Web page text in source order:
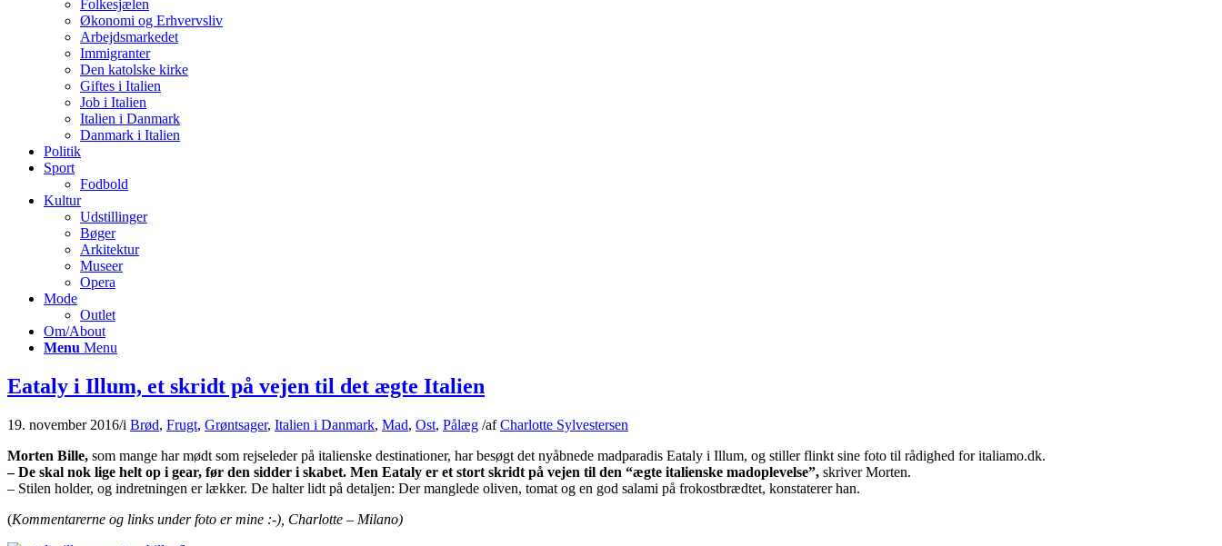
Folkesjælen
Økonomi og Erhvervsliv
Arbejdsmarkedet
Immigranter
Den katolske kirke
Giftes i Italien
Job i Italien
Italien i Danmark
Danmark i Italien
Politik
Sport
Fodbold
Kultur
Udstillinger
Bøger
Arkitektur
Museer
Opera
Mode
Outlet
Om/About
Menu Menu
Eataly i Illum, et skridt på vejen til det ægte Italien
19. november 2016/i Brød, Frugt, Grøntsager, Italien i Danmark, Mad, Ost, Pålæg /afCharlotte Sylvestersen
Morten Bille, som mange har mødt som rejseleder på italienske destinationer, har besøgt det nyåbnede madparadis Eataly i Illum, og stiller flinkt sine foto til rådighed for italiamo.dk.
– De skal nok lige helt op i gear, før den sidder i skabet. Men Eataly er et stort skridt på vejen til den “ægte italienske madoplevelse”, skriver Morten.
– Stilen holder, og indretningen er lækker. De halter lidt på detaljen: Der manglede oliven, tomat og en god salami på frokostbrædtet, konstaterer han.
(Kommentarerne og links under foto er mine :-), Charlotte – Milano)